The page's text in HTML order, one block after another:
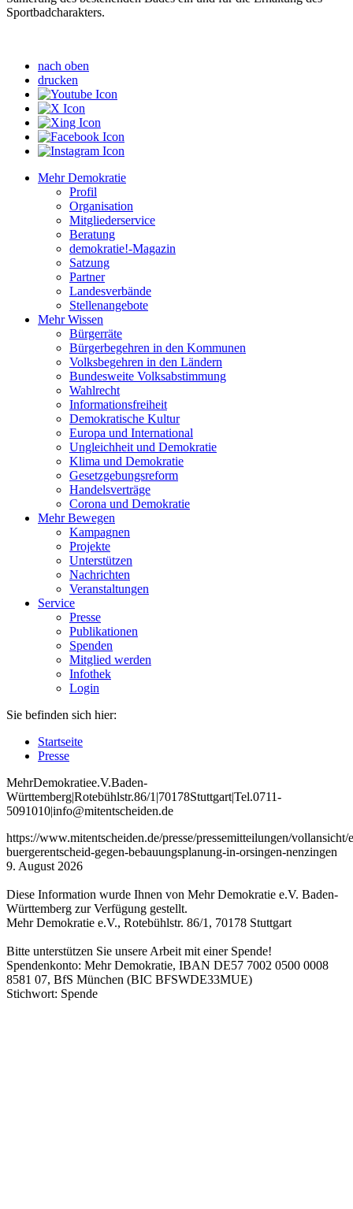
Sportbadcharakters.
nach oben
drucken
Mehr Demokratie
Profil
Organisation
Mitgliederservice
Beratung
demokratie!-Magazin
Satzung
Partner
Landesverbände
Stellenangebote
Mehr Wissen
Bürgerräte
Bürgerbegehren in den Kommunen
Volksbegehren in den Ländern
Bundesweite Volksabstimmung
Wahlrecht
Informationsfreiheit
Demokratische Kultur
Europa und International
Ungleichheit und Demokratie
Klima und Demokratie
Gesetzgebungsreform
Handelsverträge
Corona und Demokratie
Mehr Bewegen
Kampagnen
Projekte
Unterstützen
Nachrichten
Veranstaltungen
Service
Presse
Publikationen
Spenden
Mitglied werden
Infothek
Login
Sie befinden sich hier:
Startseite
Presse
MehrDemokratiee.V.Baden-
Württemberg|Rotebühlstr.86/1 |70178Stuttgart|Tel.0711-
5091010|info@mitentscheiden.de
https://www.mitentscheiden.de/presse/pressemitteilungen/vollansicht/
buergerentscheid-gegen-bebauungsplanung-in-orsingen-nenzingen
9. August 2026
Diese Information wurde Ihnen von Mehr Demokratie e.V. Baden-
Württemberg zur Verfügung gestellt.
Mehr Demokratie e.V., Rotebühlstr. 86/1, 70178 Stuttgart
Bitte unterstützen Sie unsere Arbeit mit einer Spende!
Spendenkonto: Mehr Demokratie, IBAN DE57 7002 0500 0008
8581 07, BfS München (BIC BFSWDE33MUE)
Stichwort: Spende